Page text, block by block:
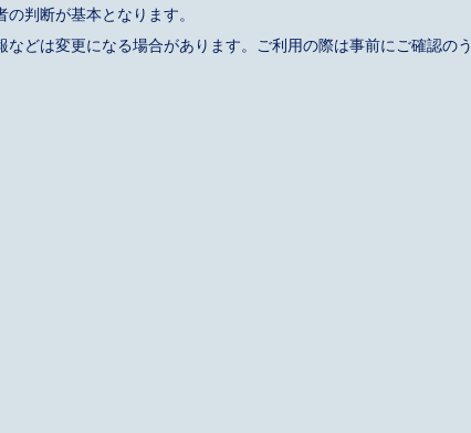
判断が基本となります。
どは変更になる場合があります。ご利用の際は事前にご確認のう